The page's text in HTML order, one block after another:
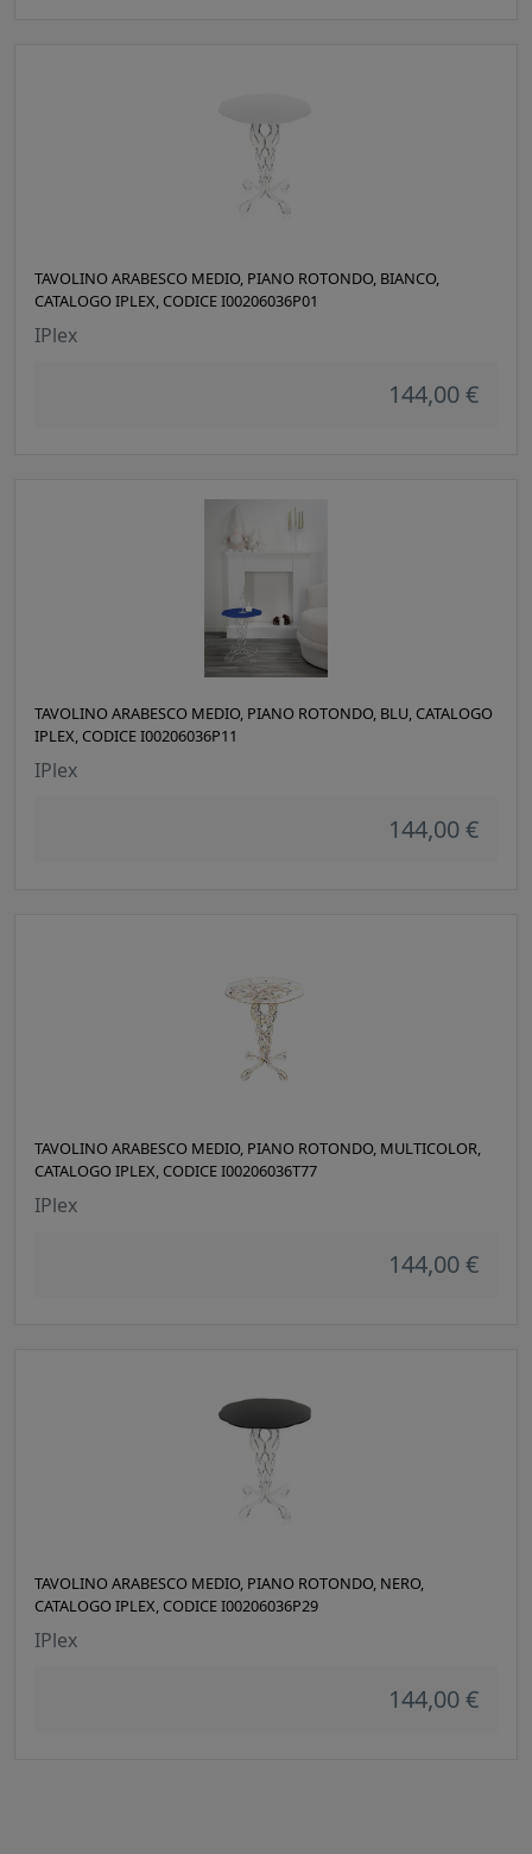
TAVOLINO ARABESCO MEDIO, PIANO ROTONDO, BIANCO,
CATALOGO IPLEX, CODICE I00206036P01
IPlex
144,00 €
TAVOLINO ARABESCO MEDIO, PIANO ROTONDO, BLU, CATALOGO
IPLEX, CODICE I00206036P11
IPlex
144,00 €
TAVOLINO ARABESCO MEDIO, PIANO ROTONDO, MULTICOLOR,
CATALOGO IPLEX, CODICE I00206036T77
IPlex
144,00 €
TAVOLINO ARABESCO MEDIO, PIANO ROTONDO, NERO,
CATALOGO IPLEX, CODICE I00206036P29
IPlex
144,00 €